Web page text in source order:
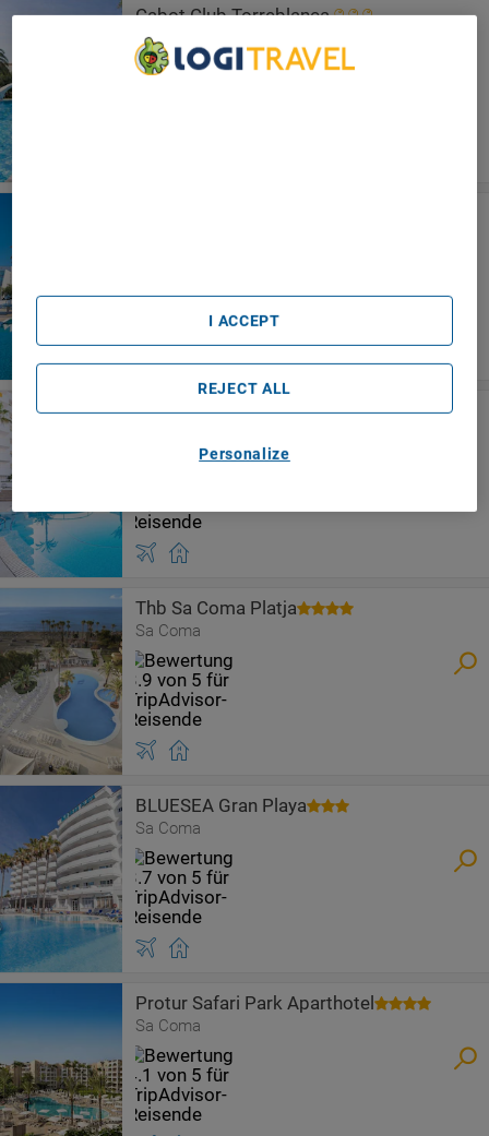
Cabot Club Torreblanca
Sa Coma
Hotel Ibersol Siurell
Thb Sa Coma Platja
Sa Coma
BLUESEA Gran Playa
Sa Coma
Protur Safari Park Aparthotel
Sa Coma
Personalize
REJECT ALL
I ACCEPT